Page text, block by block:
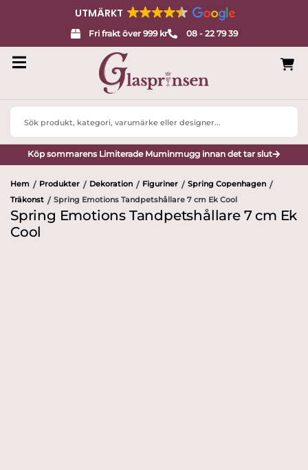
UTMÄRKT
Fri frakt över 999 kr 08 - 22 79 39
Search
Köp sommarens Limiterade Muminmugg innan det tar slut
Hem / Produkter / Dekoration / Figuriner / Spring Copenhagen /
Träkonst / Spring Emotions Tandpetshållare 7 cm Ek Cool
Spring Emotions Tandpetshållare 7 cm Ek
Cool